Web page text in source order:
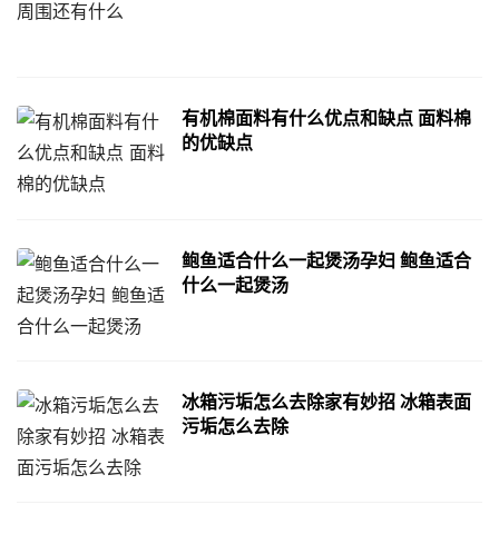
有机棉面料有什么优点和缺点 面料棉
的优缺点
鲍鱼适合什么一起煲汤孕妇 鲍鱼适合
什么一起煲汤
冰箱污垢怎么去除家有妙招 冰箱表面
污垢怎么去除